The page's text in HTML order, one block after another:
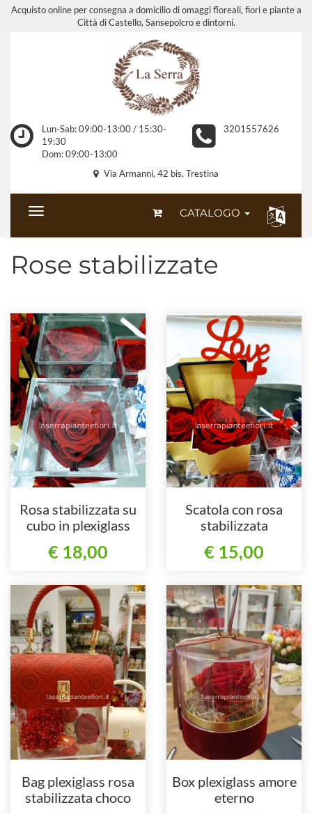
Acquisto online per consegna a domicilio di omaggi floreali, fiori e piante a
Città di Castello, Sansepolcro e dintorni.
Lun-Sab: 09:00-13:00 / 15:30-
19:30
Dom: 09:00-13:00
3201557626
Via Armanni, 42 bis, Trestina
CATALOGO
Rose stabilizzate
Rosa stabilizzata su
cubo in plexiglass
€ 18,00
Scatola con rosa
stabilizzata
€ 15,00
Bag plexiglass rosa
stabilizzata choco
Box plexiglass amore
eterno